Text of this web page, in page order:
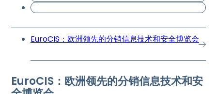
EuroCIS：欧洲领先的分销信息技术和安全博览会
EuroCIS：欧洲领先的分销信息技术和安